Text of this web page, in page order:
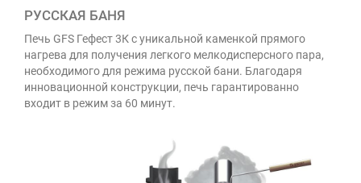
РУССКАЯ БАНЯ
Печь GFS Гефест 3К с уникальной каменкой прямого
нагрева для получения легкого мелкодисперсного пара,
необходимого для режима русской бани. Благодаря
инновационной конструкции, печь гарантированно
входит в режим за 60 минут.